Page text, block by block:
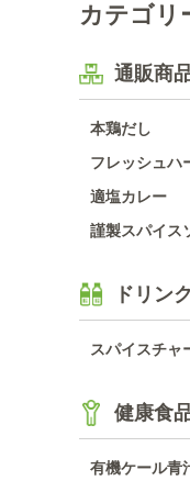
カテゴリ
通販商
本鶏だし
フレッシュハ
適塩カレー
謹製スパイス
ドリンク
スパイスチャ
健康食
有機ケール青